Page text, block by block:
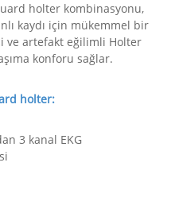
holter kombinasyonu,
kaydı için mükemmel bir
ve artefakt eğilimli Holter
konforu sağlar.
holter:
3 kanal EKG